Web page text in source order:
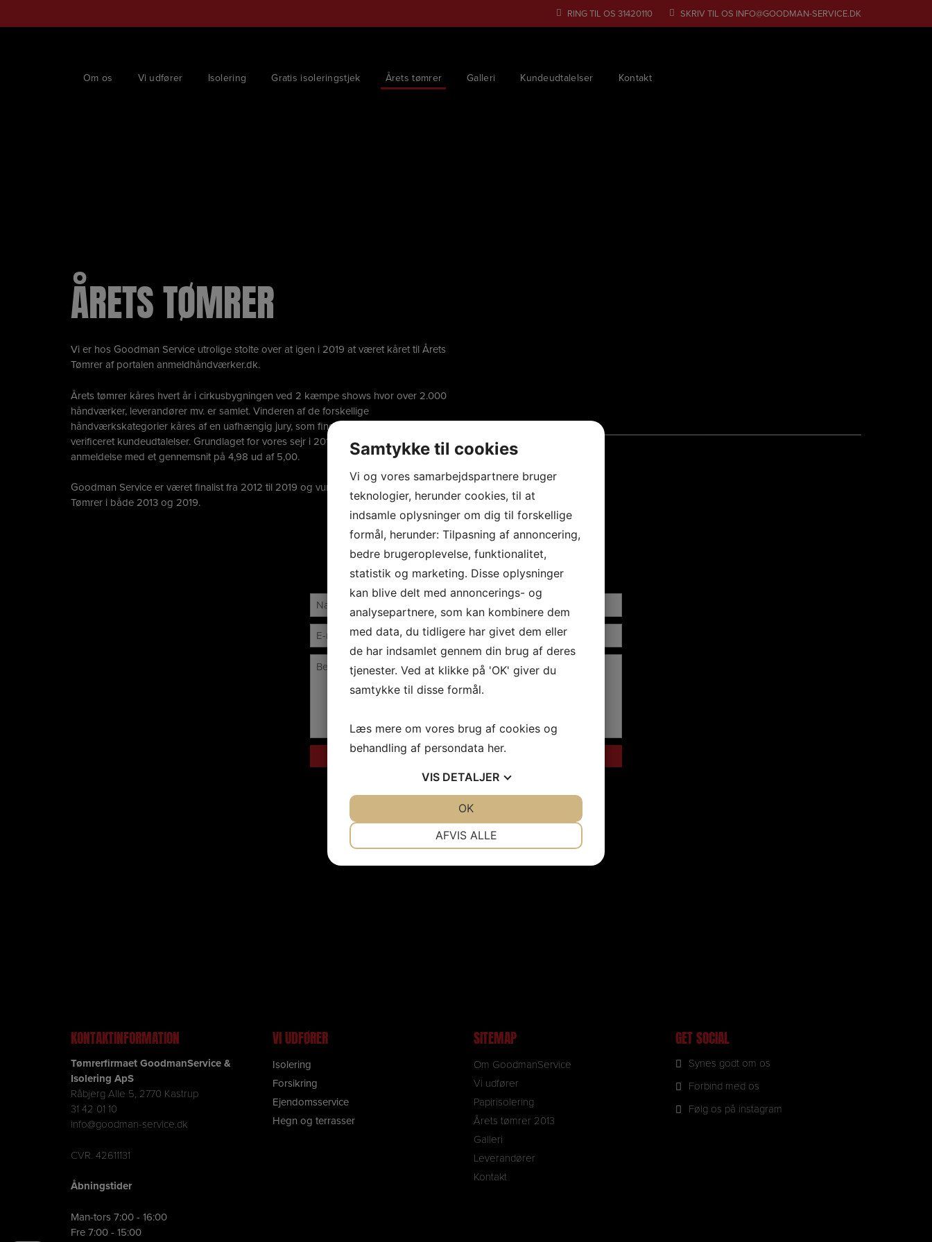
RING TIL OS 31420110 SKRIV TIL OS INFO@GOODMAN-SERVICE.DK
Om os Vi udfører Isolering Gratis isoleringstjek Årets tømrer Galleri Kundeudtalelser Kontakt
ÅRETS TØMRER
Vi er hos Goodman Service utrolige stolte over at igen i 2019 at været kåret til Årets
Tømrer af portalen anmeldhåndværker.dk.
Årets tømrer kåres hvert år i cirkusbygningen ved 2 kæmpe shows hvor over 2.000
håndværker, leverandører mv. er samlet. Vinderen af de forskellige
håndværkskategorier kåres af en uafhængig jury, som finder vinderen ud fra
verificeret kundeudtalelser. Grundlaget for vores sejr i 2019 var 60 verificeret
anmeldelse med et gennemsnit på 4,98 ud af 5,00.
Goodman Service er været finalist fra 2012 til 2019 og vundet kategorien Årets
Tømrer i både 2013 og 2019.
SEND OS EN BESKED
KONTAKTINFORMATION
Tømrerfirmaet GoodmanService &
Isolering ApS
Råbjerg Alle 5, 2770 Kastrup
31 42 01 10
info@goodman-service.dk
CVR. 42611131
Åbningstider
Man-tors 7:00 - 16:00
Fre 7:00 - 15:00
VI UDFØRER
Isolering
Forsikring
Ejendomsservice
Hegn og terrasser
SITEMAP
Om GoodmanService
Vi udfører
Papirisolering
Årets tømrer 2013
Galleri
Leverandører
Kontakt
GET SOCIAL
Synes godt om os
Forbind med os
Følg os på instagram
Samtykke til cookies
Vi og vores samarbejdspartnere bruger
teknologier, herunder cookies, til at
indsamle oplysninger om dig til forskellige
formål, herunder: Tilpasning af annoncering,
bedre brugeroplevelse, funktionalitet,
statistik og marketing. Disse oplysninger
kan blive delt med annoncerings- og
analysepartnere, som kan kombinere dem
med data, du tidligere har givet dem eller
de har indsamlet gennem din brug af deres
tjenester. Ved at klikke på 'OK' giver du
samtykke til disse formål.
Læs mere om vores brug af cookies og
behandling af persondata her.
VIS DETALJER
AFVIS ALLE
OK